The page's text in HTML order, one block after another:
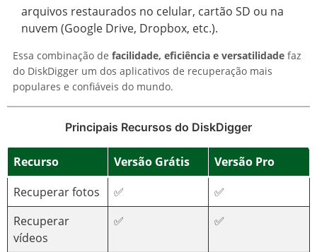
arquivos restaurados no celular, cartão SD ou na
nuvem (Google Drive, Dropbox, etc.).
Essa combinação de facilidade, eficiência e versatilidade faz
do DiskDigger um dos aplicativos de recuperação mais
populares e confiáveis do mundo.
Principais Recursos do DiskDigger
Recurso Versão Grátis
Versão Pro
Recuperar fotos
✅
✅
Recuperar
vídeos
✅ ✅